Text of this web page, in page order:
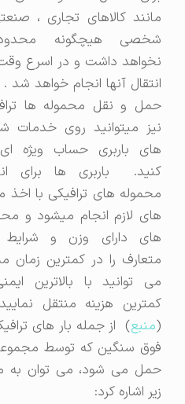
مانند کالاهای تجاری ، صنعتی و
شخصی هیچگونه محدودیتی
نخواهد داشت و در اسرع وقت کار
انتقال آنها انجام خواهد شد . برای
حمل و نقل محموله ها ترافیکی
نیز میتوانید روی خدمات شرکت
های باربری حساب ویژه ای باز
کنید. باربری ها برای انتقال
محموله های ترافیکی با اخذ مجوز
های لازم انجام میشود و محموله
های دارای وزن و شرایط غیر
متعارف را در کمترین زمان ممکن
می توانید با بالاترین ایمنی و
کمترین هزینه منتقل نمایید .
منبع) از جمله بار های ترافیکی و
فوق سنگین که توسط مجموعه ما
حمل می شود، می توان به موارد
زیر اشاره کرد: